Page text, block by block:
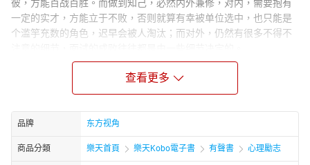
彼，方能百战百胜。而做到知己，必然内外兼修，对内，需要抱有
一定的实才，方能立于不败，否则就算有幸被单位选中，也只能是
个滥竽充数的角色，迟早会被人淘汰；而对外，仍然有很多不得不
帅远智，腾龙图书签约作家。人力资源管理师，现为多家公司的人
查看更多
品牌 东方视角
商品分類 樂天首頁 樂天Kobo電子書 有聲書 心理勵志